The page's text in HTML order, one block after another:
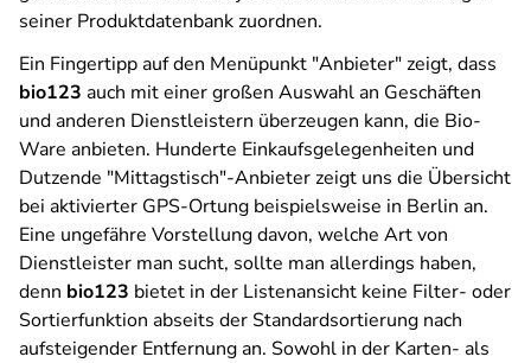
seiner Produktdatenbank zuordnen.
Ein Fingertipp auf den Menüpunkt "Anbieter" zeigt, dass
bio123 auch mit einer großen Auswahl an Geschäften
und anderen Dienstleistern überzeugen kann, die Bio-
Ware anbieten. Hunderte Einkaufsgelegenheiten und
Dutzende "Mittagstisch"-Anbieter zeigt uns die Übersicht
bei aktivierter GPS-Ortung beispielsweise in Berlin an.
Eine ungefähre Vorstellung davon, welche Art von
Dienstleister man sucht, sollte man allerdings haben,
denn bio123 bietet in der Listenansicht keine Filter- oder
Sortierfunktion abseits der Standardsortierung nach
aufsteigender Entfernung an. Sowohl in der Karten- als